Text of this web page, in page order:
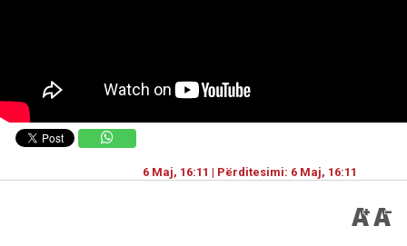
6 Maj, 16:11 | Përditesimi: 6 Maj, 16:11